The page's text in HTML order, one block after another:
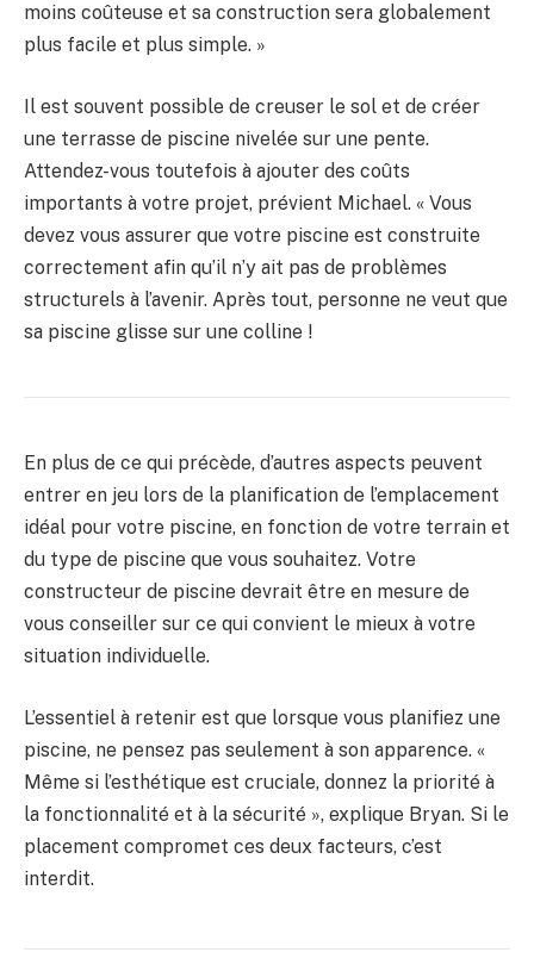
moins coûteuse et sa construction sera globalement
plus facile et plus simple. »
Il est souvent possible de creuser le sol et de créer
une terrasse de piscine nivelée sur une pente.
Attendez-vous toutefois à ajouter des coûts
importants à votre projet, prévient Michael. « Vous
devez vous assurer que votre piscine est construite
correctement afin qu’il n’y ait pas de problèmes
structurels à l’avenir. Après tout, personne ne veut que
sa piscine glisse sur une colline !
En plus de ce qui précède, d’autres aspects peuvent
entrer en jeu lors de la planification de l’emplacement
idéal pour votre piscine, en fonction de votre terrain et
du type de piscine que vous souhaitez. Votre
constructeur de piscine devrait être en mesure de
vous conseiller sur ce qui convient le mieux à votre
situation individuelle.
L’essentiel à retenir est que lorsque vous planifiez une
piscine, ne pensez pas seulement à son apparence. «
Même si l’esthétique est cruciale, donnez la priorité à
la fonctionnalité et à la sécurité », explique Bryan. Si le
placement compromet ces deux facteurs, c’est
interdit.